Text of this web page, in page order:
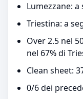
Lumezzane:
Triestina: a
Over 2.5 nel
nel 67% di
Clean sheet:
0/6 dei